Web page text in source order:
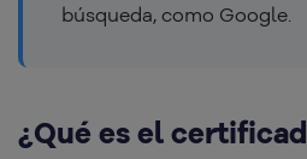
búsqueda, como Google.
¿Qué es el